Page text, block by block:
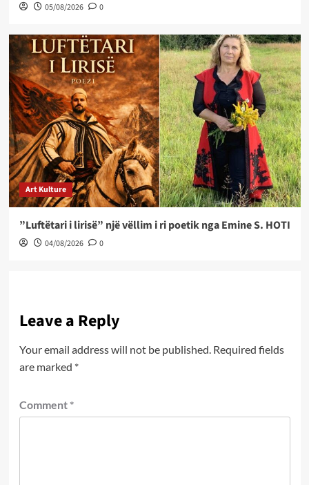
05/08/2026 0
Art Kulture
”Luftëtari i lirisë” një vëllim i ri poetik nga Emine S. HOTI
04/08/2026 0
Leave a Reply
Your email address will not be published. Required fields
are marked *
Comment *